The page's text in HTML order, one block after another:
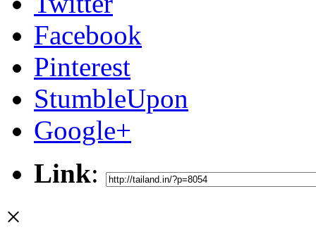
Facebook
Pinterest
StumbleUpon
Google+
Link:
×